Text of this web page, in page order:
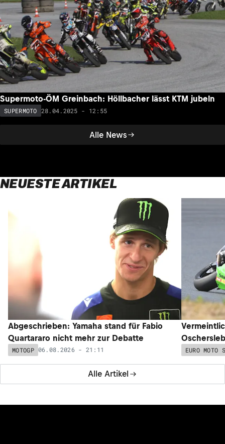
Alle News
Supermoto-ÖM Greinbach: Höllbacher lässt KTM jubeln
SUPERMOTO 28.04.2025 - 12:55
NEUESTE ARTIKEL
Alle Artikel
Abgeschrieben: Yamaha stand für Fabio
Quartararo nicht mehr zur Debatte
MOTOGP 06.08.2026 - 21:11 EURO MOTO